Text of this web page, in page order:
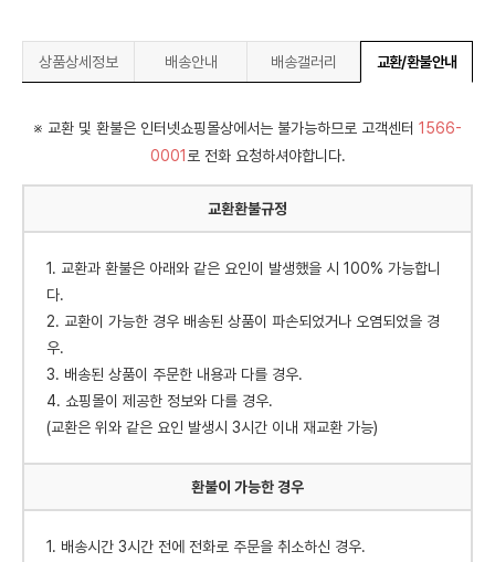
상품상세정보 배송안내 배송갤러리 교환/환불안내
※ 교환 및 환불은 인터넷쇼핑몰상에서는 불가능하므로 고객센터 1566-
0001 로 전화 요청하셔야합니다.
교환환불규정
1. 교환과 환불은 아래와 같은 요인이 발생했을 시 100% 가능합니
다.
2. 교환이 가능한 경우 배송된 상품이 파손되었거나 오염되었을 경
우.
3. 배송된 상품이 주문한 내용과 다를 경우.
4. 쇼핑몰이 제공한 정보와 다를 경우.
(교환은 위와 같은 요인 발생시 3시간 이내 재교환 가능)
환불이 가능한 경우
1. 배송시간 3시간 전에 전화로 주문을 취소하신 경우.